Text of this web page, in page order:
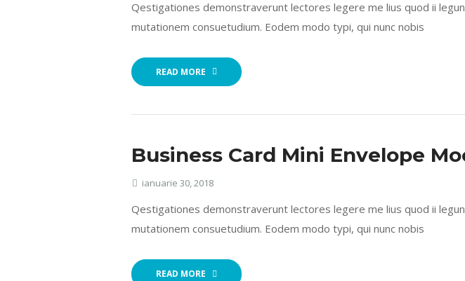
Qestigationes demonstraverunt lectores legere me lius quod ii
mutationem consuetudium. Eodem modo typi, qui nunc nobis
READ MORE
Business Card Mini Envelope
ianuarie 30, 2018
Qestigationes demonstraverunt lectores legere me lius quod ii
mutationem consuetudium. Eodem modo typi, qui nunc nobis
READ MORE